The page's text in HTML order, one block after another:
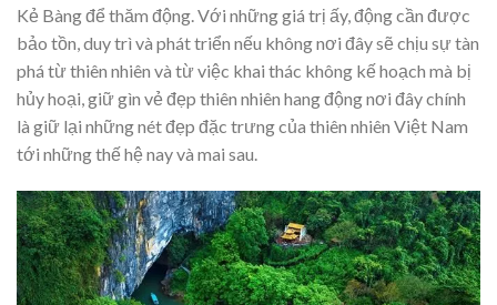
Kẻ Bàng để thăm động. Với những giá trị ấy, động cần được
bảo tồn, duy trì và phát triển nếu không nơi đây sẽ chịu sự tàn
phá từ thiên nhiên và từ việc khai thác không kế hoạch mà bị
hủy hoại, giữ gìn vẻ đẹp thiên nhiên hang động nơi đây chính
là giữ lại những nét đẹp đặc trưng của thiên nhiên Việt Nam
tới những thế hệ nay và mai sau.